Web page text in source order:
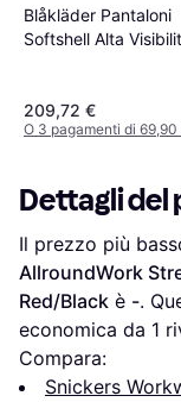
Blåkläder Pantaloni
Softshell Alta
209,72 €
O 3 pagamenti di 69,90
Dettagli
Il prezzo più
AllroundWork
Red/Black è -.
economica da 1
Compara:
Snickers